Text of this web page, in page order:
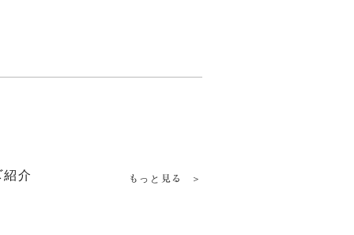
介 もっと見る